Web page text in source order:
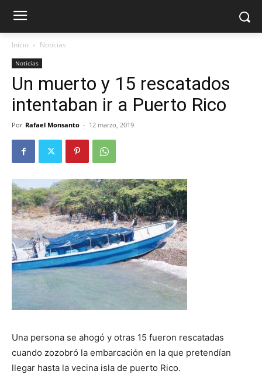
Inicio Noticias
Noticias
Un muerto y 15 rescatados
intentaban ir a Puerto Rico
Por Rafael Monsanto - 12 marzo, 2019
Una persona se ahogó y otras 15 fueron rescatadas
cuando zozobró la embarcación en la que pretendían
llegar hasta la vecina isla de puerto Rico.